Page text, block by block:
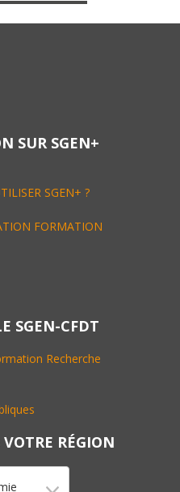
SUR SGEN+
SGEN+ ?
FORMATION
SGEN-CFDT
Recherche
RÉGION